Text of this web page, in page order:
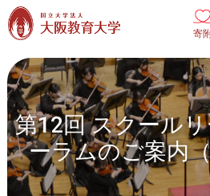
本文へ
寄
第12回 スクール
ーラムのご案内